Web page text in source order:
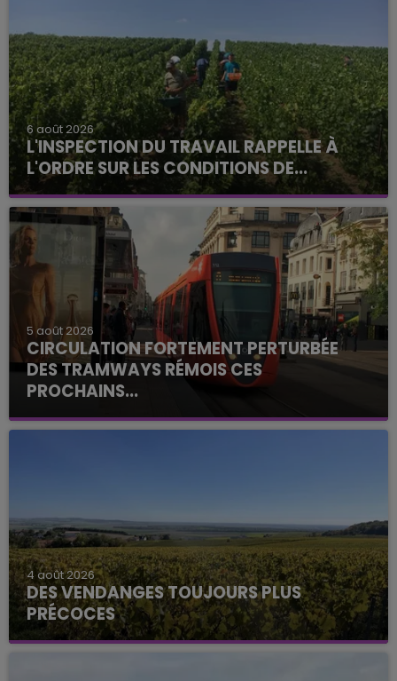
6 août 2026
L'INSPECTION DU TRAVAIL RAPPELLE À
L'ORDRE SUR LES CONDITIONS DE...
5 août 2026
CIRCULATION FORTEMENT PERTURBÉE
DES TRAMWAYS RÉMOIS CES
PROCHAINS...
4 août 2026
DES VENDANGES TOUJOURS PLUS
PRÉCOCES